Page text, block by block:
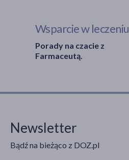
Wsparcie w leczeniu
Porady na czacie z
Farmaceutą.
Newsletter
Bądź na bieżąco z DOZ.pl